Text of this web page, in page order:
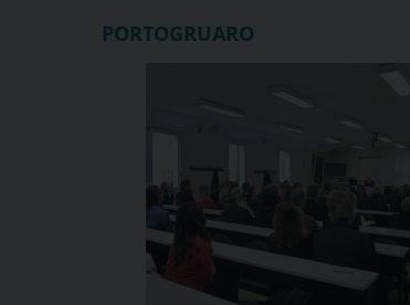
PORTOGRUARO